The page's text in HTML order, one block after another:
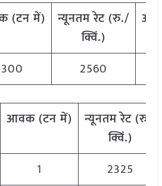
(टनमें) न्यूनतमरेट (रु./
क्विं.)
300 2560
आवक (टनमें) न्यूनतमरेट (रु
क्विं.)
1
2325